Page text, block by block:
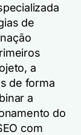
de
a
de forma
a
do
com